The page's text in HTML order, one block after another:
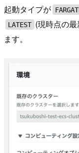
起動タイプが
LATEST (現時点の
ます。